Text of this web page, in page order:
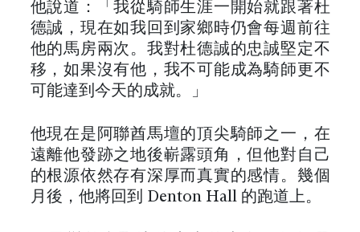
他說道：「我從騎師生涯一開始就跟著杜
德誠，現在如我回到家鄉時仍會每週前往
他的馬房兩次。我對杜德誠的忠誠堅定不
移，如果沒有他，我不可能成為騎師更不
可能達到今天的成就。」
他現在是阿聯酋馬壇的頂尖騎師之一，在
遠離他發跡之地後嶄露頭角，但他對自己
的根源依然存有深厚而真實的感情。幾個
月後，他將回到 Denton Hall 的跑道上。